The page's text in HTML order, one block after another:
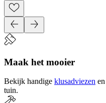
Maak het mooier
Bekijk handige klusadviezen en
tuin.